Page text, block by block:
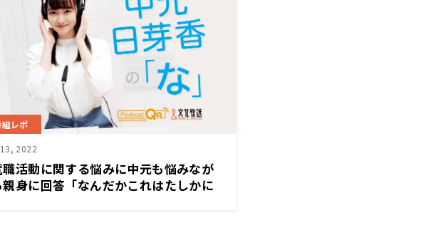
組レポ
2022
活動に関する悩みに中元も悩みなが
親身に回答「なんだかこれはたしかに